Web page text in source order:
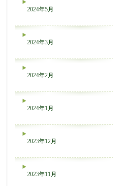
2024年5月
2024年3月
2024年2月
2024年1月
2023年12月
2023年11月